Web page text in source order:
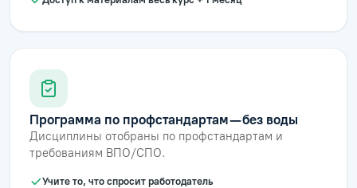
Программа по профстандартам — без воды
Дисциплины отобраны по профстандартам и
требованиям ВПО/СПО.
Учите то, что спросит работодатель